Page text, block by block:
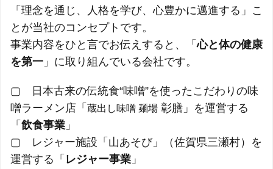
「理念を通じ、人格を学び、心豊かに邁進する」こ
とが当社のコンセプトです。
事業内容をひと言でお伝えすると、「心と体の健康
を第一 」に取り組んでいる会社です。
▢ 日本古来の伝統食“味噌”を使ったこだわりの味
噌ラーメン店「 蔵出し味噌 麺場 彰膳」を運営する
「 飲食事業 」
▢ レジャー施設「山あそび」（佐賀県三瀬村）を
運営する「 レジャー事業 」